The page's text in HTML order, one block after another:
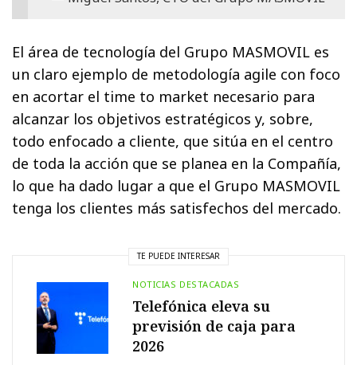
El área de tecnología del Grupo MASMOVIL es
un claro ejemplo de metodología agile con foco
en acortar el time to market necesario para
alcanzar los objetivos estratégicos y, sobre,
todo enfocado a cliente, que sitúa en el centro
de toda la acción que se planea en la Compañía,
lo que ha dado lugar a que el Grupo MASMOVIL
tenga los clientes más satisfechos del mercado.
TE PUEDE INTERESAR
NOTICIAS DESTACADAS
Telefónica eleva su
previsión de caja para
2026